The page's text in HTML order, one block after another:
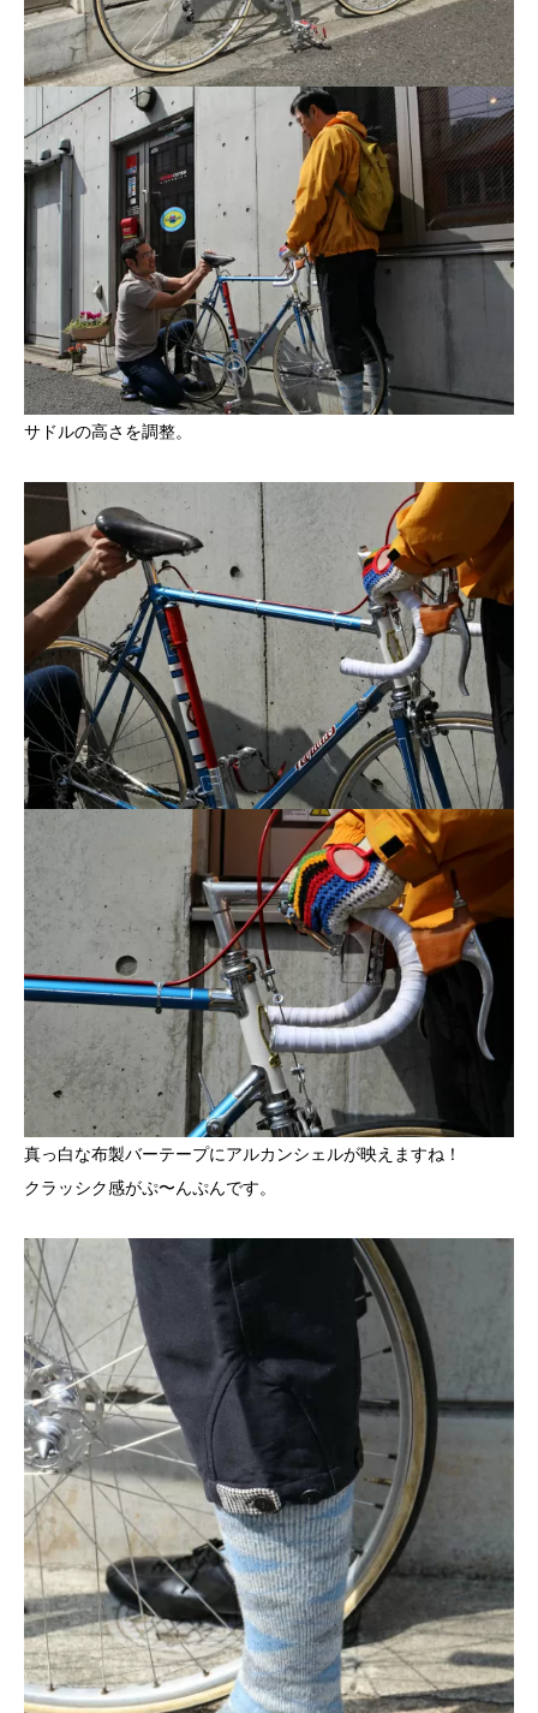
サドルの高さを調整。
真っ白な布製バーテープにアルカンシェルが映えますね！
クラッシク感がぷ〜んぷんです。